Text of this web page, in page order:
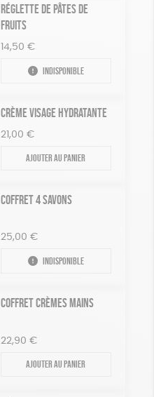
RÉGLETTE DE PÂTES DE
FRUITS
14,50 €
Indisponible
CRÈME VISAGE HYDRATANTE
21,00 €
Ajouter au panier
COFFRET 4 SAVONS
25,00 €
Indisponible
COFFRET CRÈMES MAINS
22,90 €
Ajouter au panier